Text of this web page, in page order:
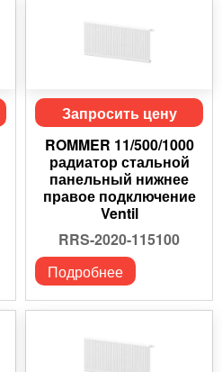
Запросить цену
ROMMER 11/500/1000
радиатор стальной
панельный нижнее
правое подключение
Ventil
RRS-2020-115100
Подробнее